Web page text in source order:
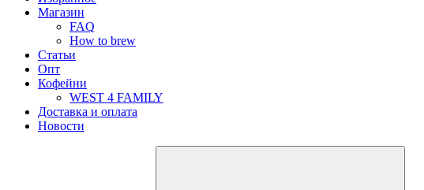
Магазин
FAQ
How to brew
Статьи
Опт
Кофейни
WEST 4 FAMILY
Доставка и оплата
Новости